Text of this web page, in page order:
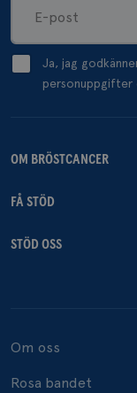
Ja, jag
personuppgifter
OM BRÖSTCANCER
FÅ STÖD
STÖD OSS
Om oss
Rosa bandet